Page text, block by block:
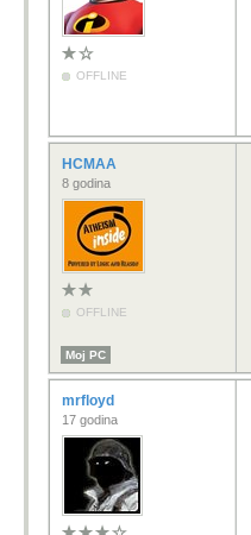
OFFLINE
HCMAA
8 godina
OFFLINE
Moj PC
mrfloyd
17 godina